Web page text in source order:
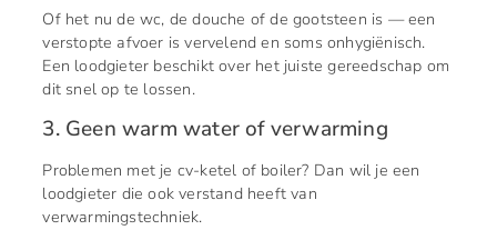
Of het nu de wc, de douche of de gootsteen is — een
verstopte afvoer is vervelend en soms onhygiënisch.
Een loodgieter beschikt over het juiste gereedschap om
dit snel op te lossen.
3. Geen warm water of verwarming
Problemen met je cv-ketel of boiler? Dan wil je een
loodgieter die ook verstand heeft van
verwarmingstechniek.